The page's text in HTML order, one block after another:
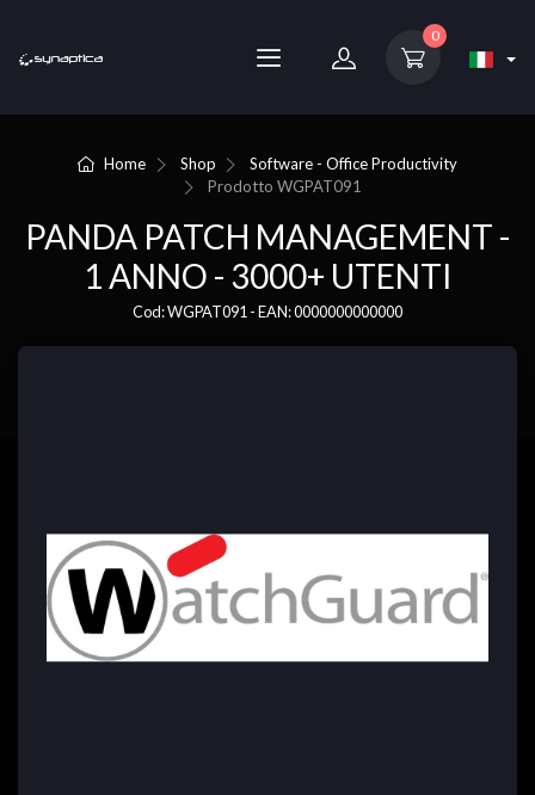
0
Home Shop
Software - Office Productivity
Prodotto WGPAT091
PANDA PATCH MANAGEMENT -
1 ANNO - 3000+ UTENTI
Cod: WGPAT091 - EAN: 0000000000000